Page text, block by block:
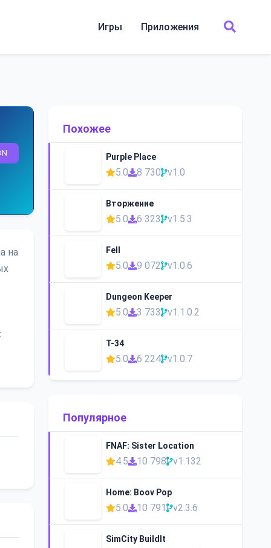
Игры Приложения
на
Похожее
Purple Place
5.0 8 730 v1.0
Вторжение
5.0 6 323 v1.5.3
Fell
5.0 9 072 v1.0.6
Dungeon Keeper
5.0 3 733 v1.1.0.2
Т-34
5.0 6 224 v1.0.7
Популярное
FNAF: Sister Location
4.5 10 798 v1.132
Home: Boov Pop
5.0 10 791 v2.3.6
SimCity BuildIt